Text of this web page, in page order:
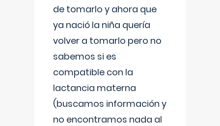
de tomarlo y ahora que
ya nació la niña quería
volver a tomarlo pero no
sabemos si es
compatible con la
lactancia materna
(buscamos información y
no encontramos nada al